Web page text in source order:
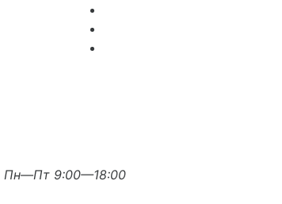
Пн—Пт 9:00—18:00